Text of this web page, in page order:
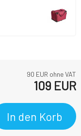
90 EUR ohne VAT
109 EUR
In den Korb